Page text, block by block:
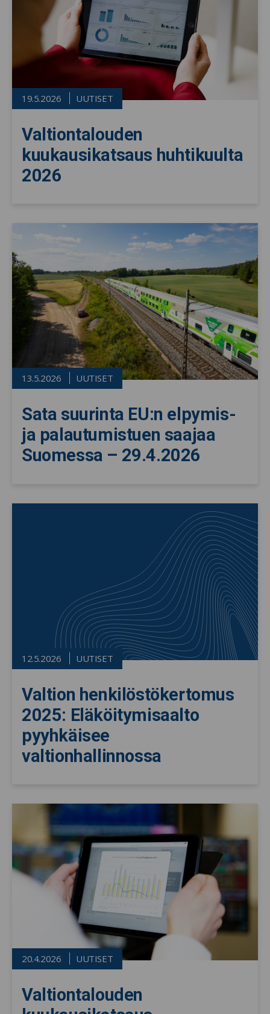
19.5.2026 UUTISET
Valtiontalouden
kuukausikatsaus huhtikuulta
2026
13.5.2026 UUTISET
Sata suurinta EU:n elpymis-
ja palautumistuen saajaa
Suomessa – 29.4.2026
12.5.2026 UUTISET
Valtion henkilöstökertomus
2025: Eläköitymisaalto
pyyhkäisee
valtionhallinnossa
20.4.2026 UUTISET
Valtiontalouden